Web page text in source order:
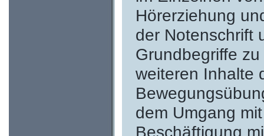
Hörerziehung
der Notenschrift
Grundbegriffe
weiteren Inhalte
dem Umgang
Beschäftigung